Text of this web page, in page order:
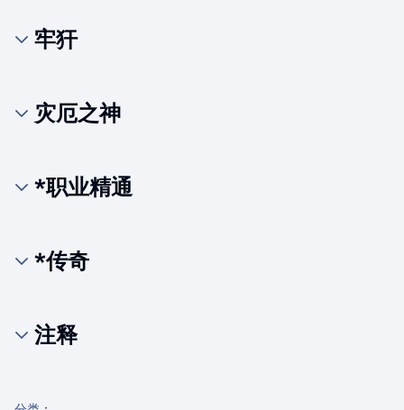
牢犴
灾厄之神
*职业精通
*传奇
注释